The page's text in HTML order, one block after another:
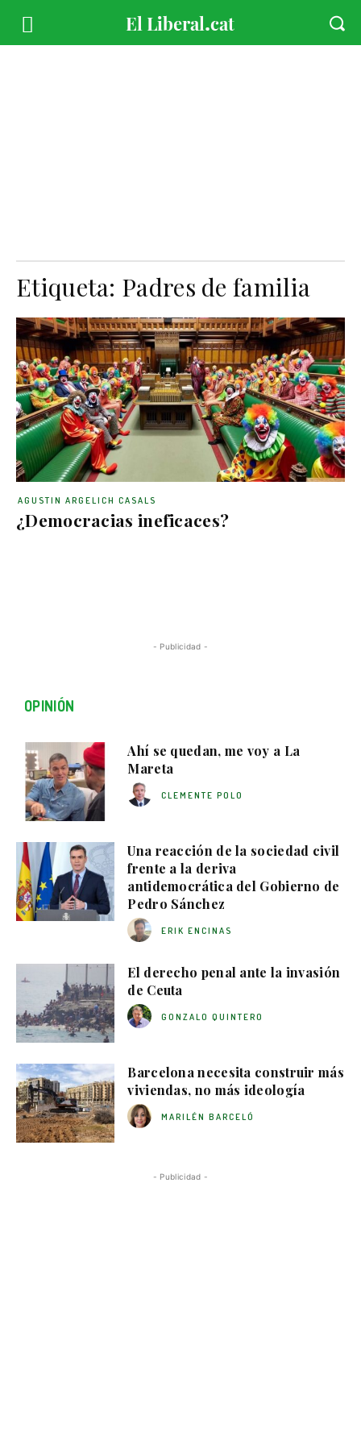
Etiqueta: Padres de familia
¿Democracias ineficaces?
AGUSTIN ARGELICH CASALS
- Publicidad -
OPINIÓN
Ahí se quedan, me voy a La
Mareta
CLEMENTE POLO
Una reacción de la sociedad civil
frente a la deriva
antidemocrática del Gobierno de
Pedro Sánchez
ERIK ENCINAS
El derecho penal ante la invasión
de Ceuta
GONZALO QUINTERO
Barcelona necesita construir más
viviendas, no más ideología
MARILÉN BARCELÓ
- Publicidad -